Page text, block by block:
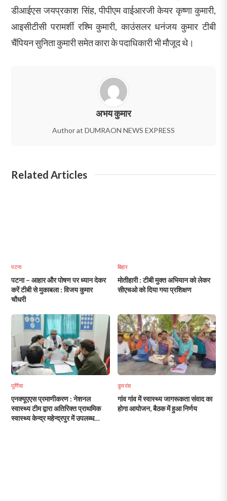
डीआईएस जयप्रकाश सिंह, पीपीएम वाईआरजी केयर कृष्णा कुमारी,
आइसीटीसी परामर्शी रश्मि कुमारी, काउंसलर धनंजय कुमार टीबी
चैंपियन सुनिता कुमारी समेत कारा के पदाधिकारी भी मौजूद थे।
अभय कुमार
Author at DUMRAON NEWS EXPRESS
Related Articles
पटना
पटना – आहार और पोषण पर ध्यान देकर
करें टीबी से मुकाबला : विजय कुमार
चौधरी
बिहार
मोतीहारी : टीबी मुक्त अभियान को लेकर
सीएचओ को दिया गया प्रशिक्षण
पूर्णिया
एनक्यूएएस प्रमाणीकरण : नेशनल
स्वास्थ्य टीम द्वारा अतिरिक्त प्राथमिक
स्वास्थ्य केन्द्र महेन्द्रपुर में उपलब्ध
डुमरांव
गांव गांव में स्वास्थ्य जागरूकता संवाद का
होगा आयोजन, बैठक में हुआ निर्णय